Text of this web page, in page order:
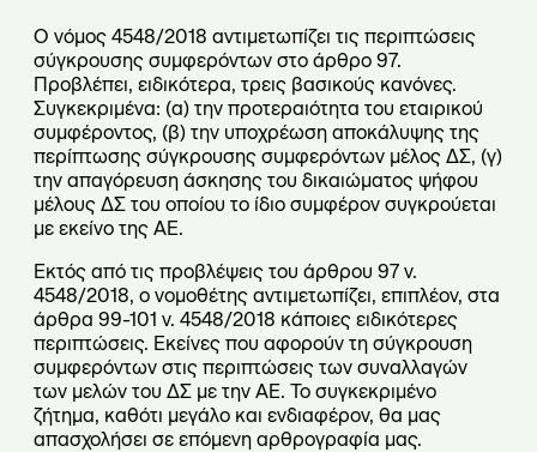
Ο νόμος 4548/2018 αντιμετωπίζει τις περιπτώσεις
σύγκρουσης συμφερόντων στο άρθρο 97.
Προβλέπει, ειδικότερα, τρεις βασικούς κανόνες.
Συγκεκριμένα: (α) την προτεραιότητα του εταιρικού
συμφέροντος, (β) την υποχρέωση αποκάλυψης της
περίπτωσης σύγκρουσης συμφερόντων μέλος ΔΣ, (γ)
την απαγόρευση άσκησης του δικαιώματος ψήφου
μέλους ΔΣ του οποίου το ίδιο συμφέρον συγκρούεται
με εκείνο της ΑΕ.
Εκτός από τις προβλέψεις του άρθρου 97 ν.
4548/2018, ο νομοθέτης αντιμετωπίζει, επιπλέον, στα
άρθρα 99-101 ν. 4548/2018 κάποιες ειδικότερες
περιπτώσεις. Εκείνες που αφορούν τη σύγκρουση
συμφερόντων στις περιπτώσεις των συναλλαγών
των μελών του ΔΣ με την ΑΕ. Το συγκεκριμένο
ζήτημα, καθότι μεγάλο και ενδιαφέρον, θα μας
απασχολήσει σε επόμενη αρθρογραφία μας.